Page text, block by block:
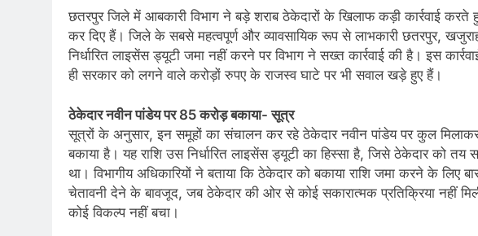
छतरपुर जिले में आबकारी विभाग ने बड़े शराब ठेकेदारों के खिलाफ कड़ी कार्रवाई
कर दिए हैं। जिले के सबसे महत्वपूर्ण और व्यावसायिक रूप से लाभकारी छतरपुर,
निर्धारित लाइसेंस ड्यूटी जमा नहीं करने पर विभाग ने सख्त कार्रवाई की है। इस
ही सरकार को लगने वाले करोड़ों रुपए के राजस्व घाटे पर भी सवाल खड़े हुए हैं।
ठेकेदार नवीन पांडेय पर 85 करोड़ बकाया- सूत्र
सूत्रों के अनुसार, इन समूहों का संचालन कर रहे ठेकेदार नवीन पांडेय पर कुल
बकाया है। यह राशि उस निर्धारित लाइसेंस ड्यूटी का हिस्सा है, जिसे ठेकेदार को
था। विभागीय अधिकारियों ने बताया कि ठेकेदार को बकाया राशि जमा करने के लिए
चेतावनी देने के बावजूद, जब ठेकेदार की ओर से कोई सकारात्मक प्रतिक्रिया नहीं
कोई विकल्प नहीं बचा।